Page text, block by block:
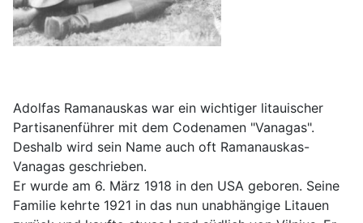
Adolfas Ramanauskas war ein wichtiger litauischer
Partisanenführer mit dem Codenamen "Vanagas".
Deshalb wird sein Name auch oft Ramanauskas-
Vanagas geschrieben.
Er wurde am 6. März 1918 in den USA geboren. Seine
Familie kehrte 1921 in das nun unabhängige Litauen